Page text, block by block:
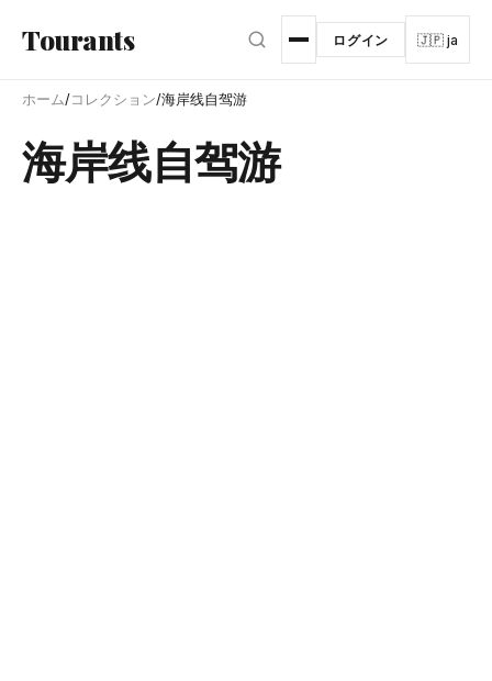
Tourants ログイン 🇯🇵 ja
ホーム/コレクション/海岸线自驾游
海岸线自驾游